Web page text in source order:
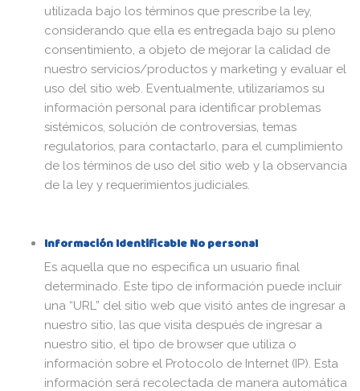
utilizada bajo los términos que prescribe la ley,
considerando que ella es entregada bajo su pleno
consentimiento, a objeto de mejorar la calidad de
nuestro servicios/productos y marketing y evaluar el
uso del sitio web. Eventualmente, utilizaríamos su
información personal para identificar problemas
sistémicos, solución de controversias, temas
regulatorios, para contactarlo, para el cumplimiento
de los términos de uso del sitio web y la observancia
de la ley y requerimientos judiciales.
Información Identificable No personal
Es aquella que no especifica un usuario final
determinado. Este tipo de información puede incluir
una “URL” del sitio web que visitó antes de ingresar a
nuestro sitio, las que visita después de ingresar a
nuestro sitio, el tipo de browser que utiliza o
información sobre el Protocolo de Internet (IP). Esta
información será recolectada de manera automática